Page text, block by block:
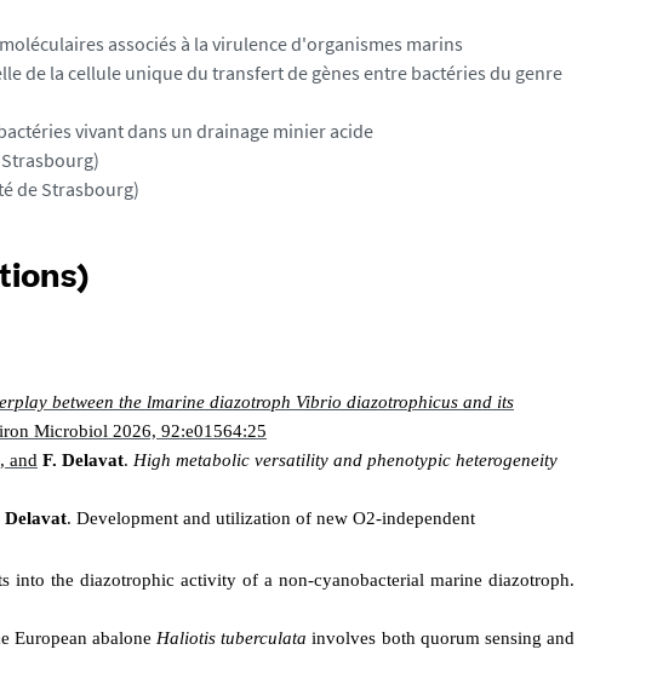
associés à la virulence d'organismes marins
de la cellule unique du transfert de gènes entre bactéries du genre
vivant dans un drainage minier acide
de Strasbourg)
between the lmarine diazotroph Vibrio diazotrophicus and its
Microbiol 2026, 92:e01564:25
and F. Delavat. High metabolic versatility and phenotypic heterogeneity
Delavat. Development and utilization of new O2-independent
into the diazotrophic activity of a non-cyanobacterial marine diazotroph.
European abalone Haliotis tuberculata involves both quorum sensing and